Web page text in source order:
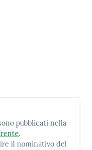
pubblicati nella
.
il nominativo del